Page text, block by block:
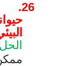
26.